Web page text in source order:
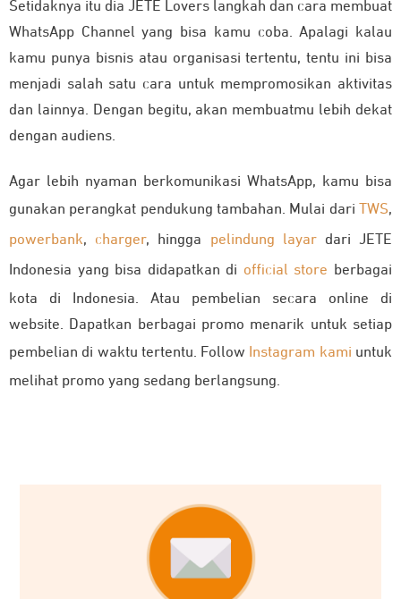
Setidaknya itu dia JETE Lovers langkah dan cara membuat
WhatsApp Channel yang bisa kamu coba. Apalagi kalau
kamu punya bisnis atau organisasi tertentu, tentu ini bisa
menjadi salah satu cara untuk mempromosikan aktivitas
dan lainnya. Dengan begitu, akan membuatmu lebih dekat
dengan audiens.
Agar lebih nyaman berkomunikasi WhatsApp, kamu bisa
gunakan perangkat pendukung tambahan. Mulai dari
TWS,
powerbank, charger, hingga pelindung layardari JETE
Indonesia yang bisa didapatkan di official store berbagai
kota di Indonesia. Atau pembelian secara online di
website. Dapatkan berbagai promo menarik untuk setiap
pembelian di waktu tertentu. Follow Instagram kami untuk
melihat promo yang sedang berlangsung.